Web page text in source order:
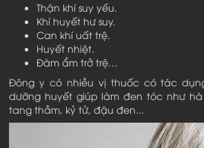
Thận khí suy yếu.
Khí huyết hư suy.
Can khí uất trệ.
Huyết nhiệt.
Đàm ẩm trở trệ…
Đông y có nhiều vị thuốc có tác
dưỡng huyết giúp làm đen tóc như
tang thầm, kỷ tử, đậu đen...